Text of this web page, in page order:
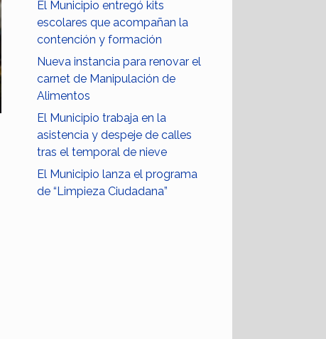
El Municipio entregó kits
escolares que acompañan la
contención y formación
Nueva instancia para renovar el
carnet de Manipulación de
Alimentos
El Municipio trabaja en la
asistencia y despeje de calles
tras el temporal de nieve
El Municipio lanza el programa
de “Limpieza Ciudadana”